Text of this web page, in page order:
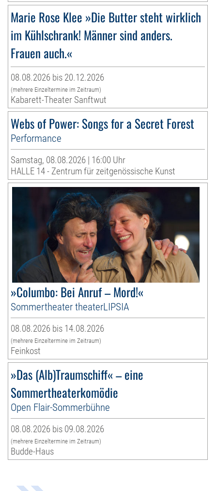
Marie Rose Klee »Die Butter steht wirklich
im Kühlschrank! Männer sind anders.
Frauen auch.«
08.08.2026 bis 20.12.2026
(mehrere Einzeltermine im Zeitraum)
Kabarett-Theater Sanftwut
Webs of Power: Songs for a Secret Forest
Performance
Samstag, 08.08.2026 | 16:00 Uhr
HALLE 14 - Zentrum für zeitgenössische Kunst
»Columbo: Bei Anruf – Mord!«
Sommertheater theaterLIPSIA
08.08.2026 bis 14.08.2026
(mehrere Einzeltermine im Zeitraum)
Feinkost
»Das (Alb)Traumschiff« – eine
Sommertheaterkomödie
Open Flair-Sommerbühne
08.08.2026 bis 09.08.2026
(mehrere Einzeltermine im Zeitraum)
Budde-Haus